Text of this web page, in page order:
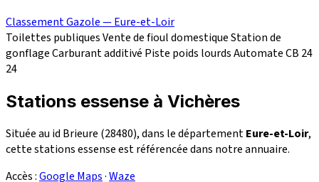
Classement Gazole — Eure-et-Loir
Toilettes publiquesVente de fioul domestiqueStation de
gonflageCarburant additivé Piste poids lourdsAutomate CB 24
24
Stations essense à Vichères
Située au id Brieure (28480), dans le départementEure-et-Loir,
cette stations essense est référencée dans notre annuaire.
Accès :Google Maps·Waze